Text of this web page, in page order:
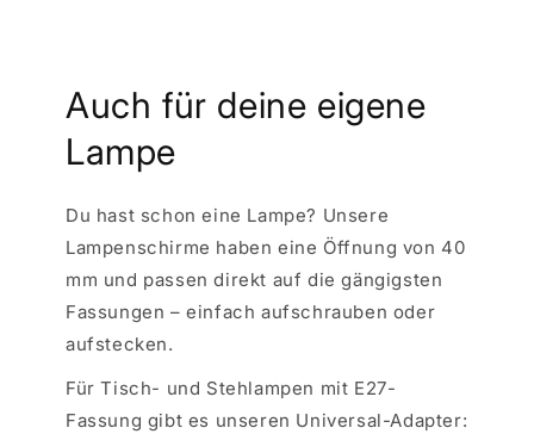
Auch für deine eigene
Lampe
Du hast schon eine Lampe? Unsere
Lampenschirme haben eine Öffnung von 40
mm und passen direkt auf die gängigsten
Fassungen – einfach aufschrauben oder
aufstecken.
Für Tisch- und Stehlampen mit E27-
Fassung gibt es unseren Universal-Adapter: